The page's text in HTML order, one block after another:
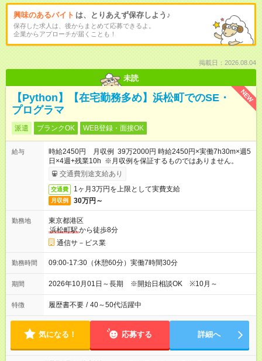
興味のあるバイト は、とりあえず保存しよう♪
保存した求人は、後からまとめて応募できるよ。
企業からアプローチが届くことも！
掲載日：2026.08.04
未読
NEW
【Python】【在宅勤務多め】浜松町でのSE・
プログラマ
派遣 ブランクOK WEB登録・面接OK
給与
時給2450円 月収例 39万2000円 時給2450円×実働7h30m×週5
日×4週+残業10h ※月収例を保証するものではありません。
交通費別途支給あり
交通費 1ヶ月3万円を上限として実費支給
月収例 30万円～
勤務地
東京都港区
浜松町駅から徒歩8分
通信サ－ビス業
勤務時間 09:00-17:30（休憩60分）実働7時間30分
期間 2026年10月01日～長期 ※開始日相談OK ※10月～
特徴 履歴書不要 / 40～50代活躍中
気になる！ 応募する 詳細へ